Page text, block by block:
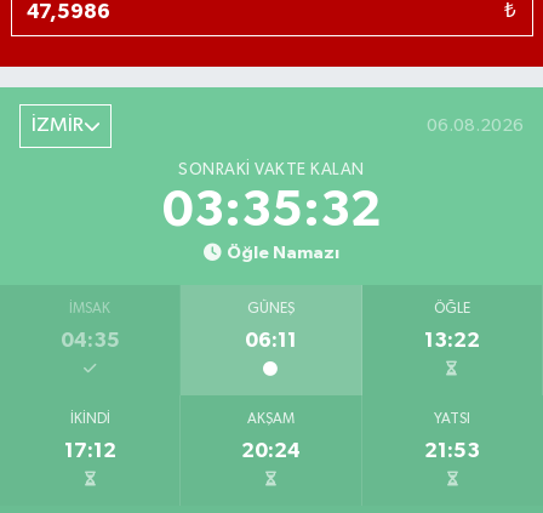
₺
İZMİR 06.08.2026
SONRAKI VAKTE KALAN
03:35:31
Öğle Namazı
İMSAK
04:35
GÜNEŞ
06:11
ÖĞLE
13:22
İKINDI
17:12
AKŞAM
20:24
YATSI
21:53